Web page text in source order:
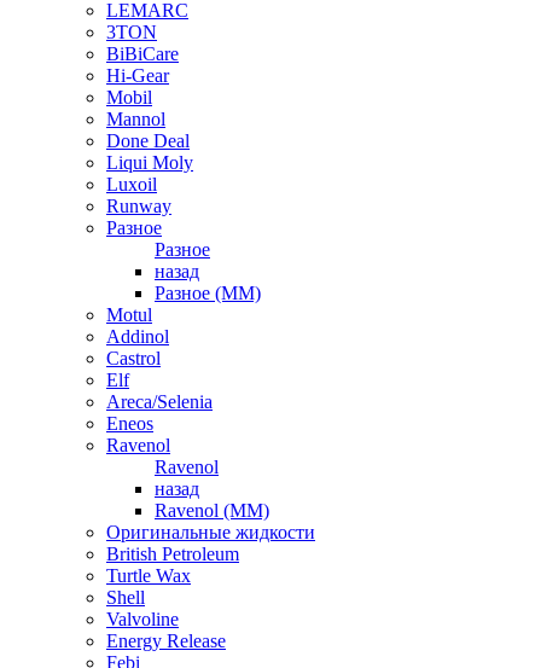
LEMARC
3TON
BiBiCare
Hi-Gear
Mobil
Mannol
Done Deal
Liqui Moly
Luxoil
Runway
Разное
Разное
назад
Разное (ММ)
Motul
Addinol
Castrol
Elf
Areca/Selenia
Eneos
Ravenol
Ravenol
назад
Ravenol (ММ)
Оригинальные жидкости
British Petroleum
Turtle Wax
Shell
Valvoline
Energy Release
Febi